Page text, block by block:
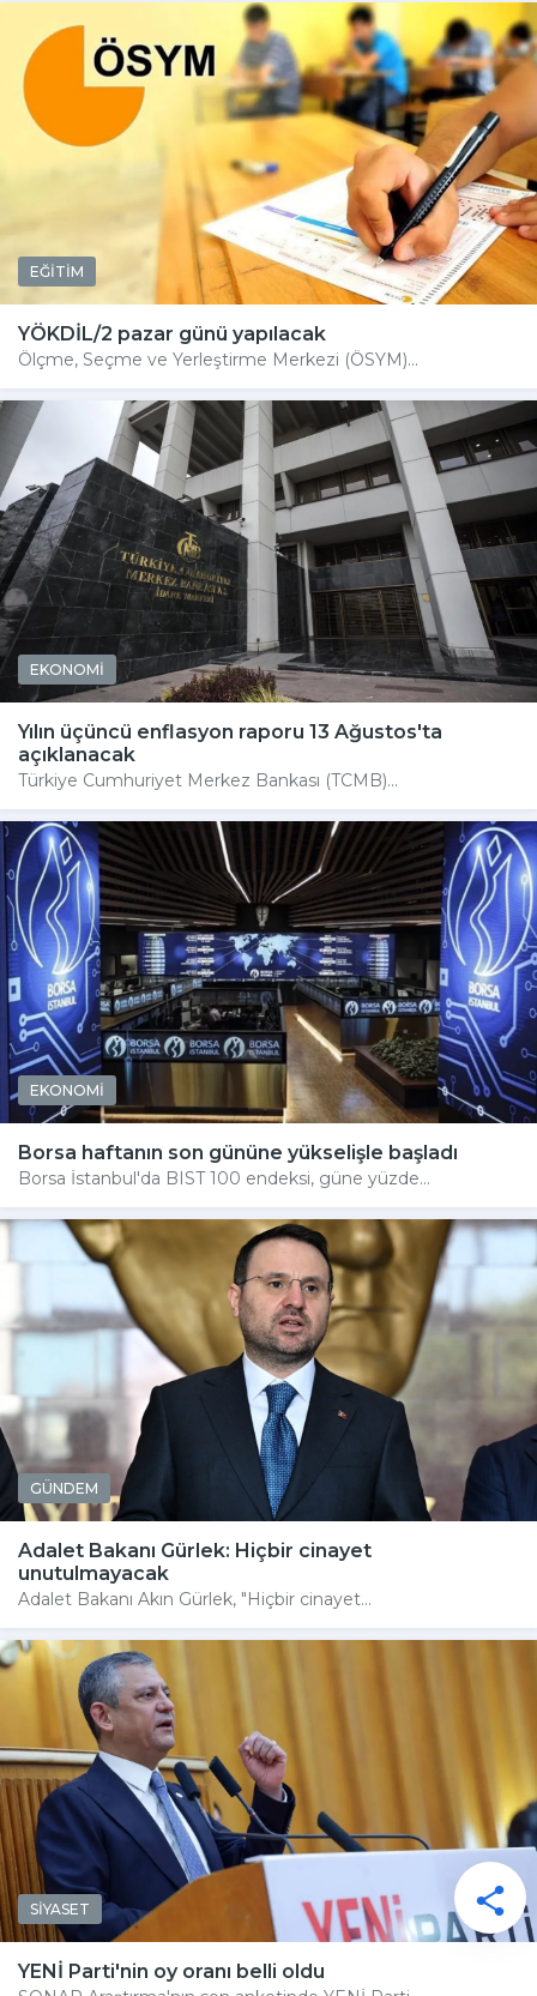
EĞİTİM
YÖKDİL/2 pazar günü yapılacak
Ölçme, Seçme ve Yerleştirme Merkezi (ÖSYM)...
EKONOMİ
Yılın üçüncü enflasyon raporu 13 Ağustos'ta
açıklanacak
Türkiye Cumhuriyet Merkez Bankası (TCMB)...
EKONOMİ
Borsa haftanın son gününe yükselişle başladı
Borsa İstanbul'da BIST 100 endeksi, güne yüzde...
GÜNDEM
Adalet Bakanı Gürlek: Hiçbir cinayet
unutulmayacak
Adalet Bakanı Akın Gürlek, "Hiçbir cinayet...
SİYASET
YENİ Parti'nin oy oranı belli oldu